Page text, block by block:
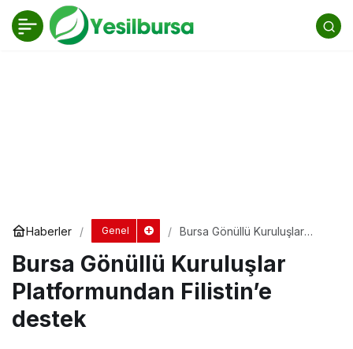
Haberler Genel
Bursa Gönüllü Kuruluşlar
destek
Bursa Gönüllü Kuruluşlar
Platformundan Filistin’e
destek
Bursa Gönüllü Kuruluşlar Platformundan